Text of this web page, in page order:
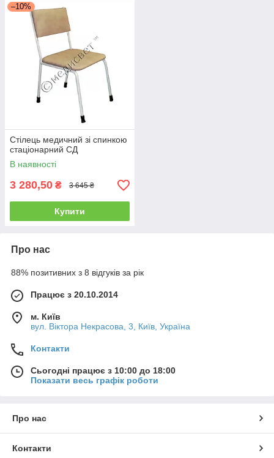
–10%
Стілець медичний зі спинкою
стаціонарний СД
В наявності
3 280,50 ₴ 3 645 ₴
Купити
Про нас
88% позитивних з 8 відгуків за рік
Працює з 20.10.2014
м. Київ
вул. Вiктора Некрасова, 3, Київ, Україна
Контакти
Сьогодні працює з 10:00 до 18:00
Показати весь графік роботи
Про нас
Контакти